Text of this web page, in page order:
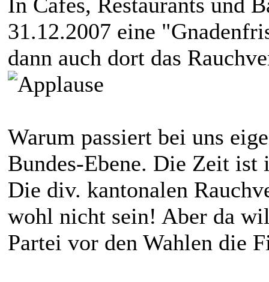
31.12.2007 eine
dann auch dort das
Warum passiert bei uns
Bundes-Ebene. Die Zeit
Die div. kantonalen
wohl nicht sein! Aber da
Partei vor den Wahlen die